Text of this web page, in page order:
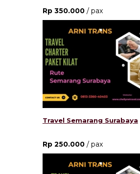
Rp 350.000 / pax
Travel Semarang Surabaya
Rp 250.000 / pax